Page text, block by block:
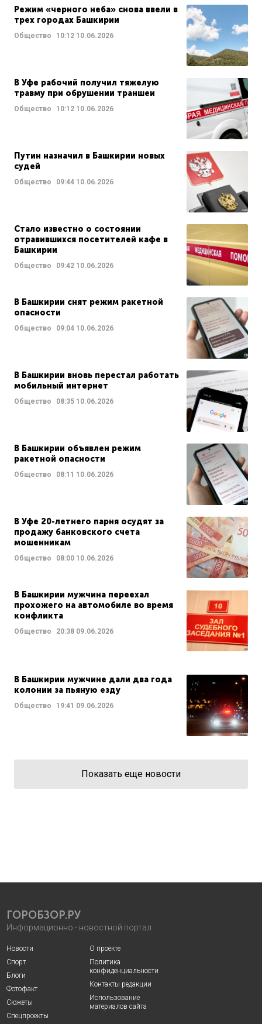
Режим «черного неба» снова ввели в
трех городах Башкирии
Общество 10:12 10.06.2026
В Уфе рабочий получил тяжелую
травму при обрушении траншеи
Общество 10:12 10.06.2026
Путин назначил в Башкирии новых
судей
Общество 09:44 10.06.2026
Стало известно о состоянии
отравившихся посетителей кафе в
Башкирии
Общество 09:42 10.06.2026
В Башкирии снят режим ракетной
опасности
Общество 09:04 10.06.2026
В Башкирии вновь перестал работать
мобильный интернет
Общество 08:35 10.06.2026
В Башкирии объявлен режим
ракетной опасности
Общество 08:11 10.06.2026
В Уфе 20-летнего парня осудят за
продажу банковского счета
мошенникам
Общество 08:00 10.06.2026
В Башкирии мужчина переехал
прохожего на автомобиле во время
конфликта
Общество 20:38 09.06.2026
В Башкирии мужчине дали два года
колонии за пьяную езду
Общество 19:41 09.06.2026
Показать еще новости
ГОРОБЗОР.РУ
Информационно - новостной портал
Новости
Спорт
Блоги
Фотофакт
Сюжеты
Спецпроекты
О проекте
Политика
конфиденциальности
Контакты редакции
Использование
материалов сайта